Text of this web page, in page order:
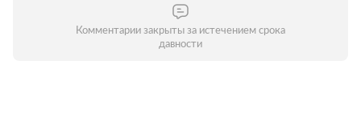
Комментарии закрыты за истечением срока
давности